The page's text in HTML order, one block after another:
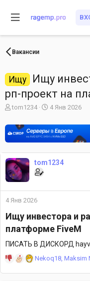
Вакансии
Ищу
Ищу
рп-проект на
А
т
о
р
т
е
м
ы
tom1234
Д
т
а
н
а
ч
4 Янв 2026
tom1234
4 Янв 2026
Ищу инвестора и
платформе FiveM​
ПИСАТЬ В ДИСКОРД
Р
а
Nekoq18 Maksim